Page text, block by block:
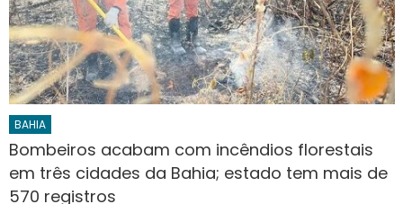
BAHIA
Bombeiros acabam com incêndios florestais
em três cidades da Bahia; estado tem mais de
570 registros